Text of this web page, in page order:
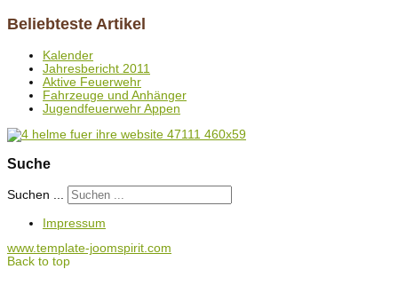
Beliebteste Artikel
Kalender
Jahresbericht 2011
Aktive Feuerwehr
Fahrzeuge und Anhänger
Jugendfeuerwehr Appen
Suche
Suchen ...
Impressum
www.template-joomspirit.com
Back to top